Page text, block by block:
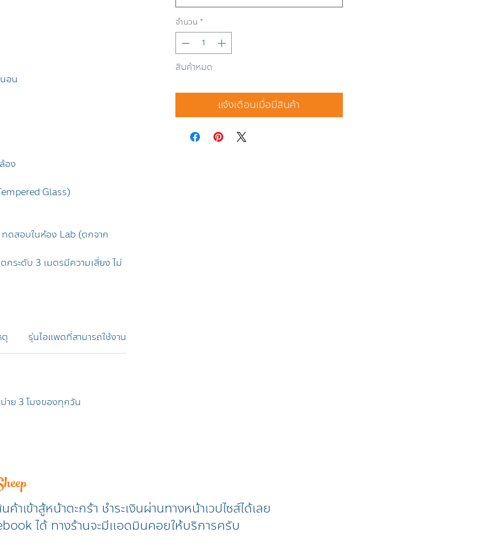
อน
อง
Glass)
ดสอบในห้อง Lab (ตกจาก
ระดับ 3 เมตรมีความเสี่ยง ไม่
ตุ รุ่นไอแพดที่สามารถใช้งานได้
าย 3 โมงของทุกวัน
จำนวน *
สินค้าหมด
แจ้งเตือนเมื่อมีสินค้า
เข้าสู้หน้าตะกร้า ชำระเงินผ่านทางหน้าเวปไซส์ได้เลย
ได้ ทางร้านจะมีแอดมินคอยให้บริการครับ